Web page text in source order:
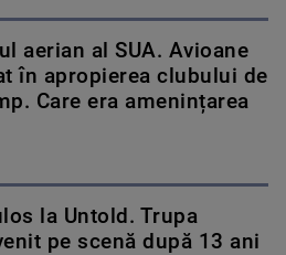
aerian al SUA. Avioane
în apropierea clubului de
Care era amenințarea
la Untold. Trupa
pe scenă după 13 ani